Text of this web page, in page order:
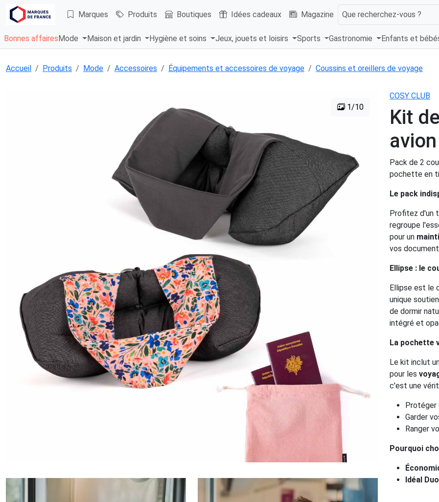
Marques Produits Boutiques Idées cadeaux Magazine Que recherchez-vous ?
Bonnes affaires Mode Maison et jardin Hygiène et soins Jeux, jouets et loisirs Sports Gastronomie Enfants et
Accueil Produits Mode Accessoires Équipements et accessoires de voyage Coussins et oreillers de voyage
1/10
COSY CLUB
Kit
Pack de 2
pochette en
Le pack
Profitez d'un
regroupe
pour un
vos
Ellipse : le
Ellipse est le
unique
de dormir
intégré et
La pochette
Le kit inclut
pour les
c'est une
Protéger
Garder
Ranger
Pourquoi
Idéal